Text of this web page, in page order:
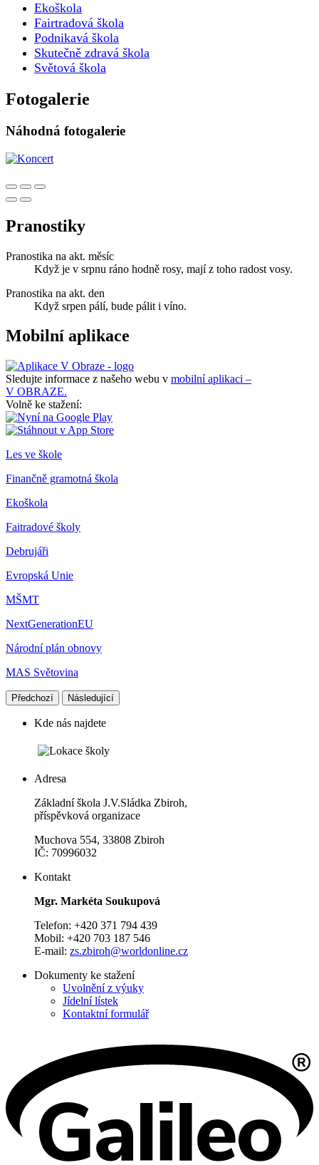
Ekoškola
Fairtradová škola
Podnikavá škola
Skutečně zdravá škola
Světová škola
Fotogalerie
Náhodná fotogalerie
Pranostiky
Pranostika na akt. měsíc
Když je v srpnu ráno hodně rosy, mají z toho radost vosy.
Pranostika na akt. den
Když srpen pálí, bude pálit i víno.
Mobilní aplikace
Sledujte informace z našeho webu v mobilní aplikaci –
V OBRAZE.
Volně ke stažení:
Les ve škole
Finančně gramotná škola
Ekoškola
Faitradové školy
Debrujáři
Evropská Unie
MŠMT
NextGenerationEU
Národní plán obnovy
MAS Světovina
Předchozí Následující
Kde nás najdete
Adresa
Základní škola J.V.Sládka Zbiroh,
příspěvková organizace
Muchova 554, 33808 Zbiroh
IČ: 70996032
Kontakt
Mgr. Markéta Soukupová
Telefon: +420 371 794 439
Mobil: +420 703 187 546
E-mail: zs.zbiroh@worldonline.cz
Dokumenty ke stažení
Uvolnění z výuky
Jídelní lístek
Kontaktní formulář